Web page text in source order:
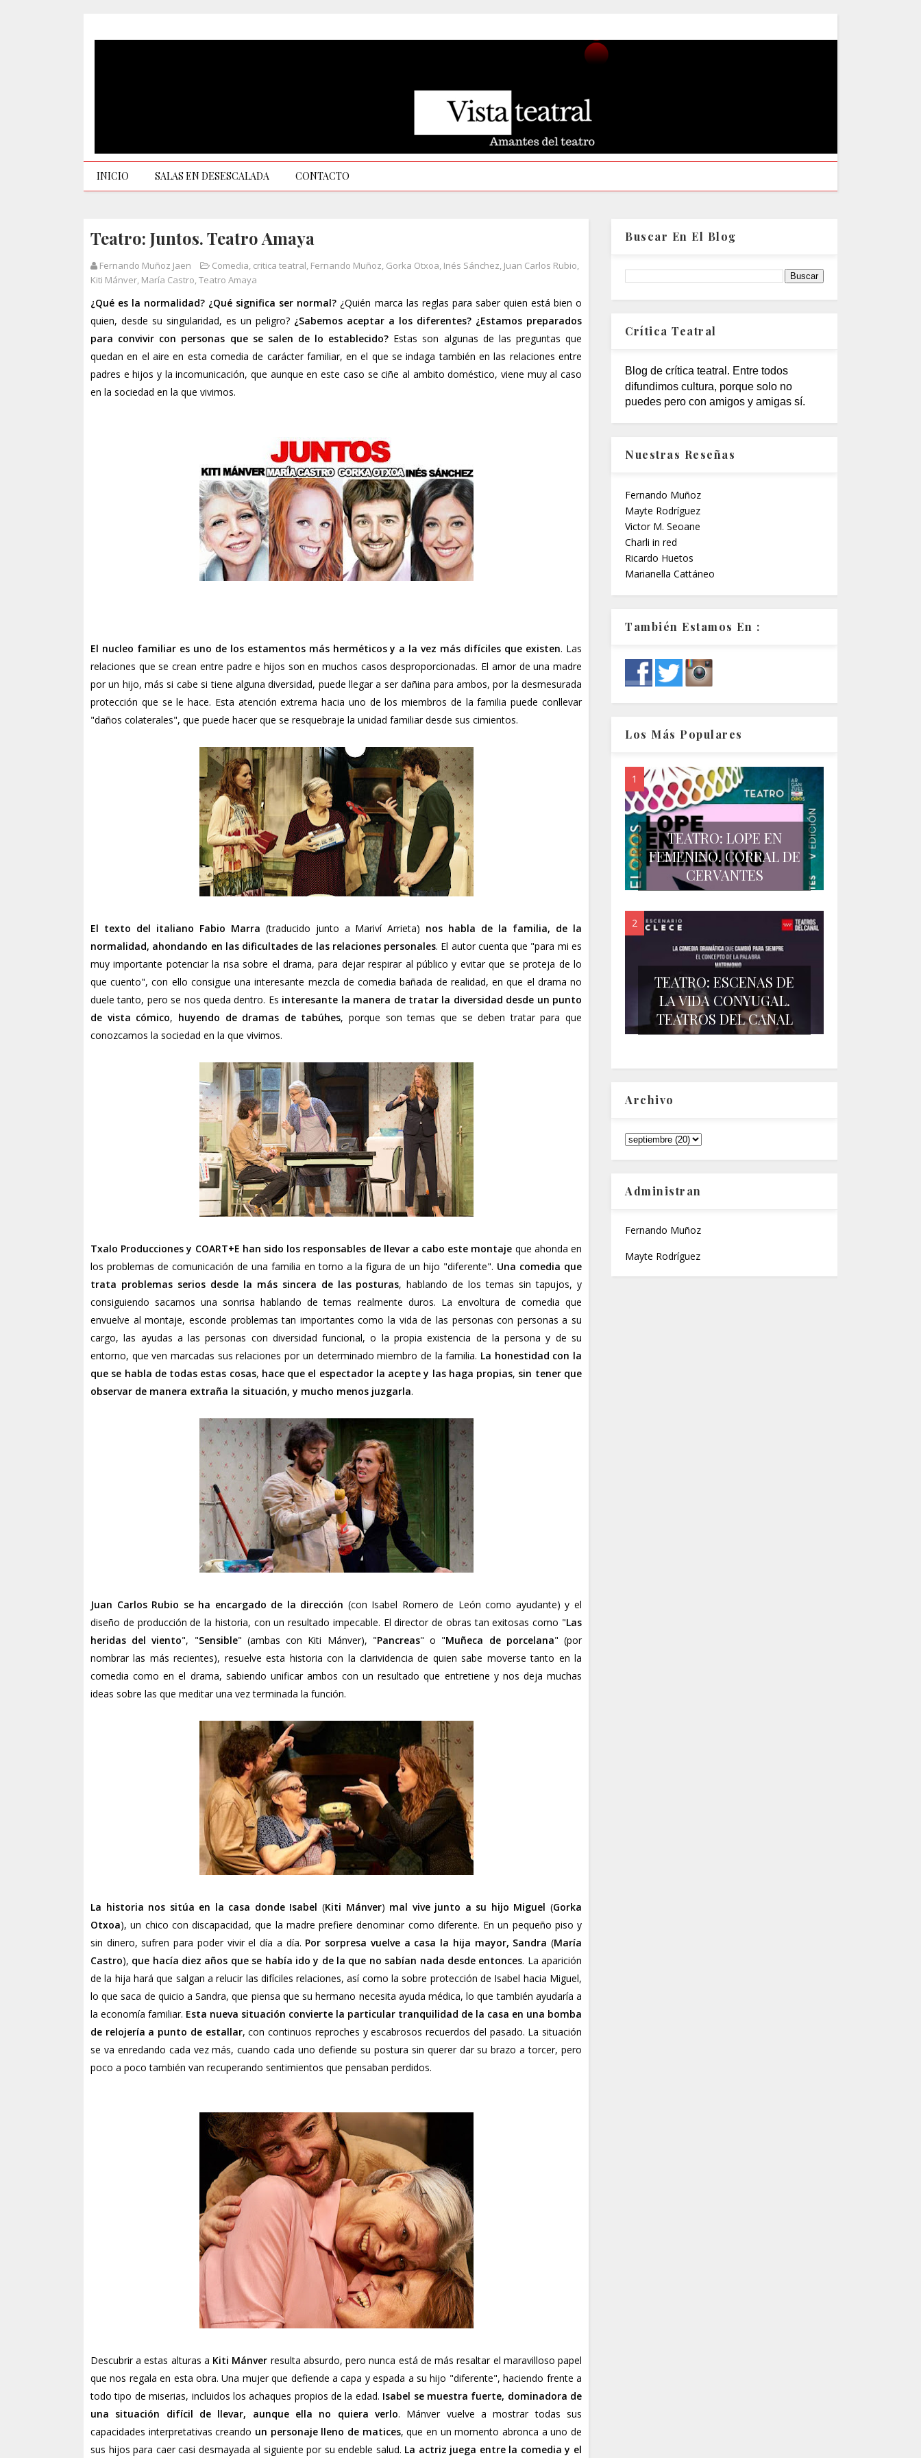
INICIO SALAS EN DESESCALADA CONTACTO
Teatro: Juntos. Teatro Amaya
Fernando Muñoz Jaen Comedia, critica teatral, Fernando Muñoz, Gorka Otxoa, Inés Sánchez, Juan Carlos Rubio,
Kiti Mánver, María Castro,Teatro Amaya
¿Qué es la normalidad? ¿Qué significa ser normal? ¿Quién marca las reglas para saber quien está bien o
quien, desde su singularidad, es un peligro? ¿Sabemos aceptar a los diferentes? ¿Estamos preparados
para convivir con personas que se salen de lo establecido? Estas son algunas de las preguntas que
quedan en el aire en esta comedia de carácter familiar, en el que se indaga también en las relaciones entre
padres e hijos y la incomunicación, que aunque en este caso se ciñe al ambito doméstico, viene muy al caso
en la sociedad en la que vivimos.
El nucleo familiar es uno de los estamentos más herméticos y a la vez más difíciles que existen. Las
relaciones que se crean entre padre e hijos son en muchos casos desproporcionadas. El amor de una madre
por un hijo, más si cabe si tiene alguna diversidad, puede llegar a ser dañina para ambos, por la desmesurada
protección que se le hace. Esta atención extrema hacia uno de los miembros de la familia puede conllevar
"daños colaterales", que puede hacer que se resquebraje la unidad familiar desde sus cimientos.
El texto del italiano Fabio Marra (traducido junto a Mariví Arrieta) nos habla de la familia, de la
normalidad, ahondando en las dificultades de las relaciones personales. El autor cuenta que "para mi es
muy importante potenciar la risa sobre el drama, para dejar respirar al público y evitar que se proteja de lo
que cuento", con ello consigue una interesante mezcla de comedia bañada de realidad, en que el drama no
duele tanto, pero se nos queda dentro. Es interesante la manera de tratar la diversidad desde un punto
de vista cómico, huyendo de dramas de tabúhes, porque son temas que se deben tratar para que
conozcamos la sociedad en la que vivimos.
Txalo Producciones y COART+E han sido los responsables de llevar a cabo este montaje que ahonda en
los problemas de comunicación de una familia en torno a la figura de un hijo "diferente". Una comedia que
trata problemas serios desde la más sincera de las posturas, hablando de los temas sin tapujos, y
consiguiendo sacarnos una sonrisa hablando de temas realmente duros. La envoltura de comedia que
envuelve al montaje, esconde problemas tan importantes como la vida de las personas con personas a su
cargo, las ayudas a las personas con diversidad funcional, o la propia existencia de la persona y de su
entorno, que ven marcadas sus relaciones por un determinado miembro de la familia. La honestidad con la
que se habla de todas estas cosas, hace que el espectador la acepte y las haga propias, sin tener que
observar de manera extraña la situación, y mucho menos juzgarla.
Juan Carlos Rubio se ha encargado de la dirección (con Isabel Romero de León como ayudante) y el
diseño de producción de la historia, con un resultado impecable. El director de obras tan exitosas como "Las
heridas del viento", "Sensible" (ambas con Kiti Mánver), "Pancreas" o "Muñeca de porcelana" (por
nombrar las más recientes), resuelve esta historia con la clarividencia de quien sabe moverse tanto en la
comedia como en el drama, sabiendo unificar ambos con un resultado que entretiene y nos deja muchas
ideas sobre las que meditar una vez terminada la función.
La historia nos sitúa en la casa donde Isabel (Kiti Mánver) mal vive junto a su hijo Miguel(Gorka
Otxoa), un chico con discapacidad, que la madre prefiere denominar como diferente. En un pequeño piso y
sin dinero, sufren para poder vivir el día a día. Por sorpresa vuelve a casa la hija mayor, Sandra(María
Castro), que hacía diez años que se había ido y de la que no sabían nada desde entonces. La aparición
de la hija hará que salgan a relucir las difíciles relaciones, así como la sobre protección de Isabel hacia Miguel,
lo que saca de quicio a Sandra, que piensa que su hermano necesita ayuda médica, lo que también ayudaría a
la economía familiar. Esta nueva situación convierte la particular tranquilidad de la casa en una bomba
de relojería a punto de estallar, con continuos reproches y escabrosos recuerdos del pasado. La situación
se va enredando cada vez más, cuando cada uno defiende su postura sin querer dar su brazo a torcer, pero
poco a poco también van recuperando sentimientos que pensaban perdidos.
Descubrir a estas alturas a Kiti Mánver resulta absurdo, pero nunca está de más resaltar el maravilloso papel
que nos regala en esta obra. Una mujer que defiende a capa y espada a su hijo "diferente", haciendo frente a
todo tipo de miserias, incluidos los achaques propios de la edad. Isabel se muestra fuerte, dominadora de
una situación difícil de llevar, aunque ella no quiera verlo. Mánver vuelve a mostrar todas sus
capacidades interpretativas creando un personaje lleno de matices, que en un momento abronca a uno de
sus hijos para caer casi desmayada al siguiente por su endeble salud. La actriz juega entre la comedia y el
Buscar En El Blog
Crítica Teatral
Blog de crítica teatral. Entre todos
difundimos cultura, porque solo no
puedes pero con amigos y amigas sí.
Nuestras Reseñas
Fernando Muñoz
Mayte Rodríguez
Victor M. Seoane
Charli in red
Ricardo Huetos
Marianella Cattáneo
También Estamos En :
Los Más Populares
TEATRO: LOPE EN
FEMENINO. CORRAL DE
CERVANTES
TEATRO: ESCENAS DE
LA VIDA CONYUGAL.
TEATROS DEL CANAL
Archivo
Administran
Fernando Muñoz
Mayte Rodríguez